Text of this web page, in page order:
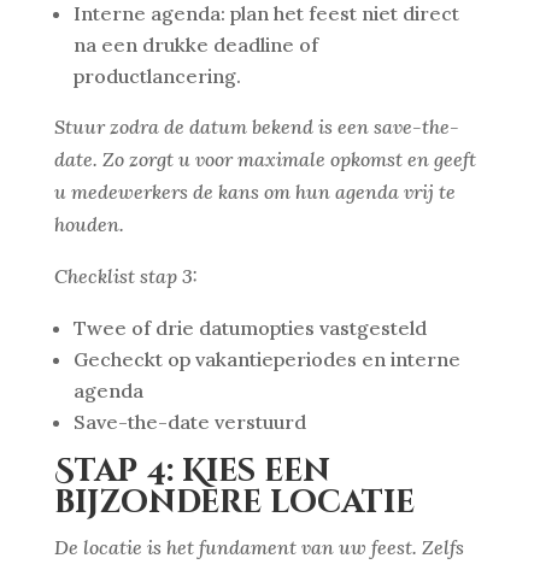
Interne agenda: plan het feest niet direct
na een drukke deadline of
productlancering.
Stuur zodra de datum bekend is een save-the-
date. Zo zorgt u voor maximale opkomst en geeft
u medewerkers de kans om hun agenda vrij te
houden.
Checklist stap 3:
Twee of drie datumopties vastgesteld
Gecheckt op vakantieperiodes en interne
agenda
Save-the-date verstuurd
Stap 4: Kies een
bijzondere locatie
De locatie is het fundament van uw feest. Zelfs